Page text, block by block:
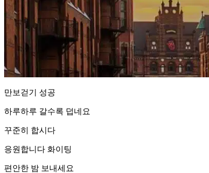
만보걷기 성공
하루하루 갈수록 덥네요
꾸준히 합시다
응원합니다 화이팅
편안한 밤 보내세요